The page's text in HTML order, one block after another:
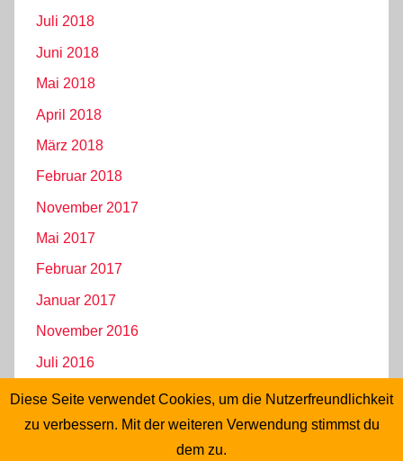
Juli 2018
Juni 2018
Mai 2018
April 2018
März 2018
Februar 2018
November 2017
Mai 2017
Februar 2017
Januar 2017
November 2016
Juli 2016
Juni 2016
Mai 2016
Diese Seite verwendet Cookies, um die Nutzerfreundlichkeit
zu verbessern. Mit der weiteren Verwendung stimmst du
dem zu.